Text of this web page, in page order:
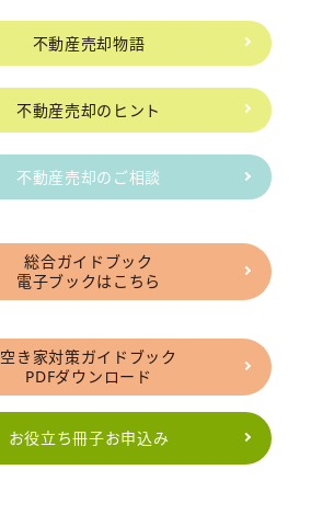
不動産売却物語
不動産売却のヒント
不動産売却のご相談
総合ガイドブック
電子ブックはこちら
空き家対策ガイドブック
PDFダウンロード
お役立ち冊子お申込み